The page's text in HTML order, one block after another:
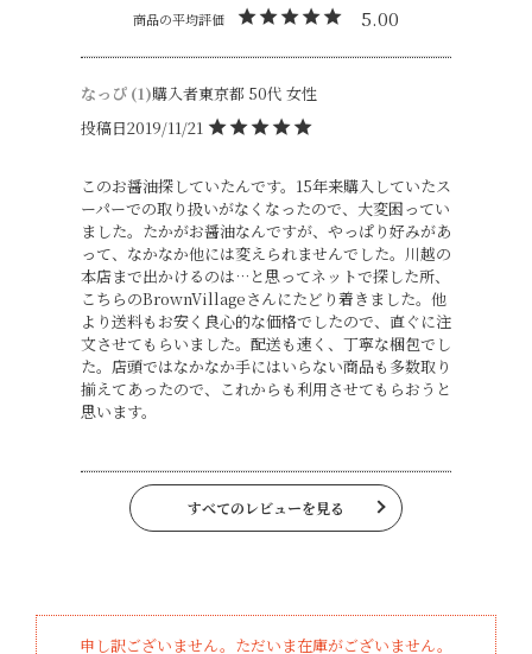
5.00
なっぴ 1 購入者東京都 50代 女性
投稿日2019/11/21
このお醤油探していたんです。15年来購入していたス
ーパーでの取り扱いがなくなったので、大変困ってい
ました。たかがお醤油なんですが、やっぱり好みがあ
って、なかなか他には変えられませんでした。川越の
本店まで出かけるのは…と思ってネットで探した所、
こちらのBrownVillageさんにたどり着きました。他
より送料もお安く良心的な価格でしたので、直ぐに注
文させてもらいました。配送も速く、丁寧な梱包でし
た。店頭ではなかなか手にはいらない商品も多数取り
揃えてあったので、これからも利用させてもらおうと
思います。
すべてのレビューを見る
申し訳ございません。ただいま在庫がございません。